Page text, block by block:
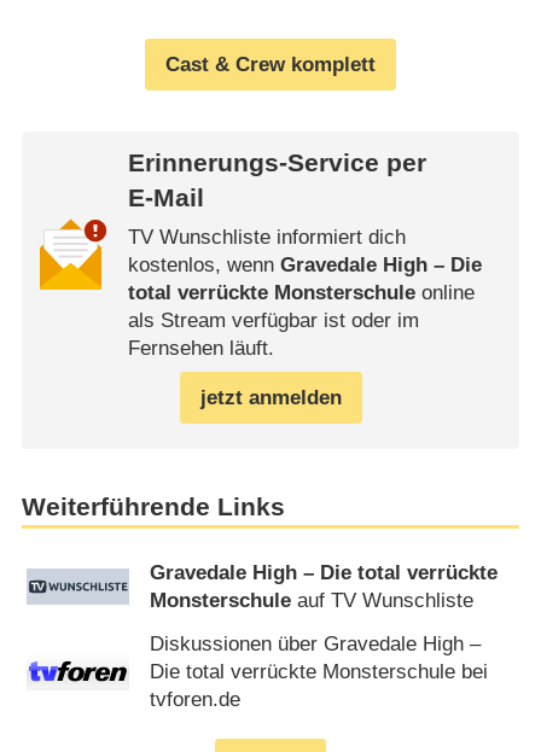
Cast & Crew komplett
Erinnerungs-Service per
E-Mail
TV Wunschliste informiert dich
kostenlos, wenn Gravedale High – Die
total verrückte Monsterschuleonline
als Stream verfügbar ist oder im
Fernsehen läuft.
jetzt anmelden
Weiterführende Links
Gravedale High – Die total verrückte
Monsterschule auf TV Wunschliste
Diskussionen über Gravedale High –
Die total verrückte Monsterschule bei
tvforen.de